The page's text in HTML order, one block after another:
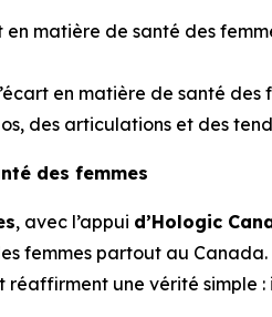
en matière de santé des
en matière de santé
des articulations et des
des femmes
, avec l’appui d’Hologic
femmes partout au Canada.
une vérité simple